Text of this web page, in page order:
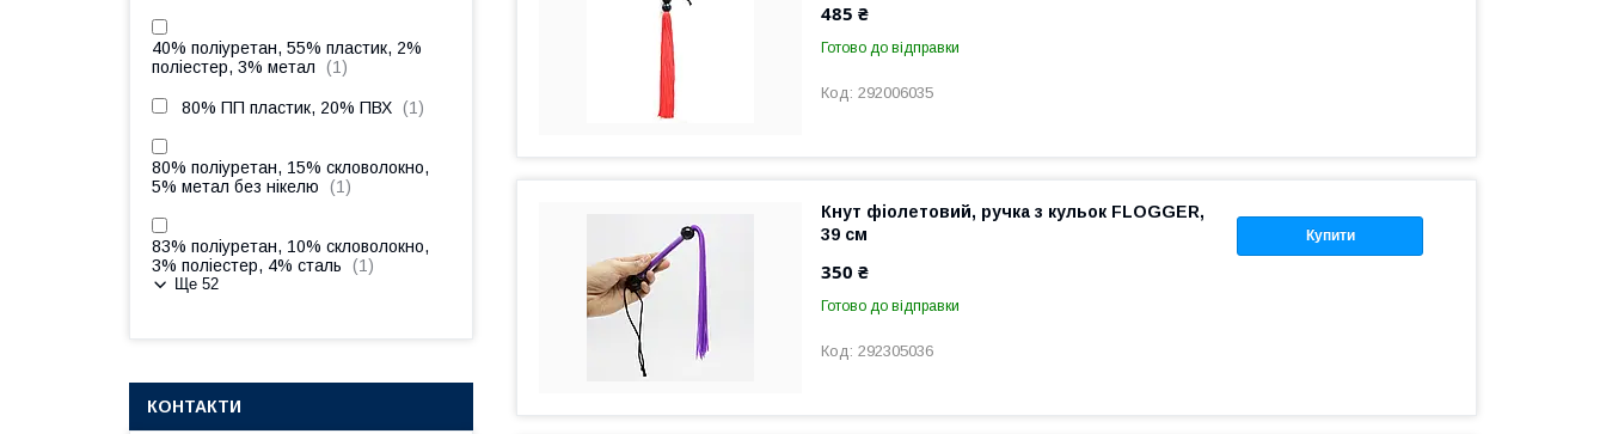
485 ₴
Готово до відправки
292006035
Купити
Кнут фіолетовий, ручка з кульок FLOGGER,
39 см
350 ₴
Готово до відправки
292305036
40% поліуретан, 55% пластик, 2%
поліестер, 3% метал
1
80% ПП пластик, 20% ПВХ 1
80% поліуретан, 15% скловолокно,
5% метал без нікелю
1
83% поліуретан, 10% скловолокно,
3% поліестер, 4% сталь
1
Ще 52
КОНТАКТИ